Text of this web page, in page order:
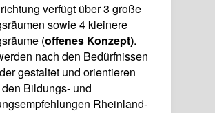
verfügt über 3 große
sowie 4 kleinere
(offenes Konzept).
nach den Bedürfnissen
gestaltet und orientieren
Bildungs- und
Rheinland-